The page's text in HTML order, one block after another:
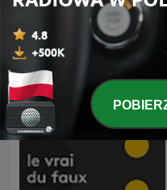
Nouveau monde